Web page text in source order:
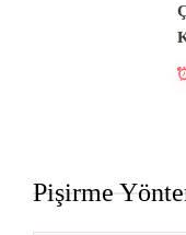
Pişirme